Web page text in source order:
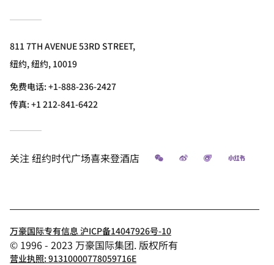
811 7TH AVENUE 53RD STREET,
纽约, 纽约, 10019
免费电话:+1-888-236-2427
传真:+1 212-841-6422
关注纽约时代广场喜来登酒店 微信 微博 飞猪 小红书
万豪国际专有信息 沪ICP备14047926号-10
© 1996 - 2023 万豪国际集团. 版权所有
营业执照: 91310000778059716E